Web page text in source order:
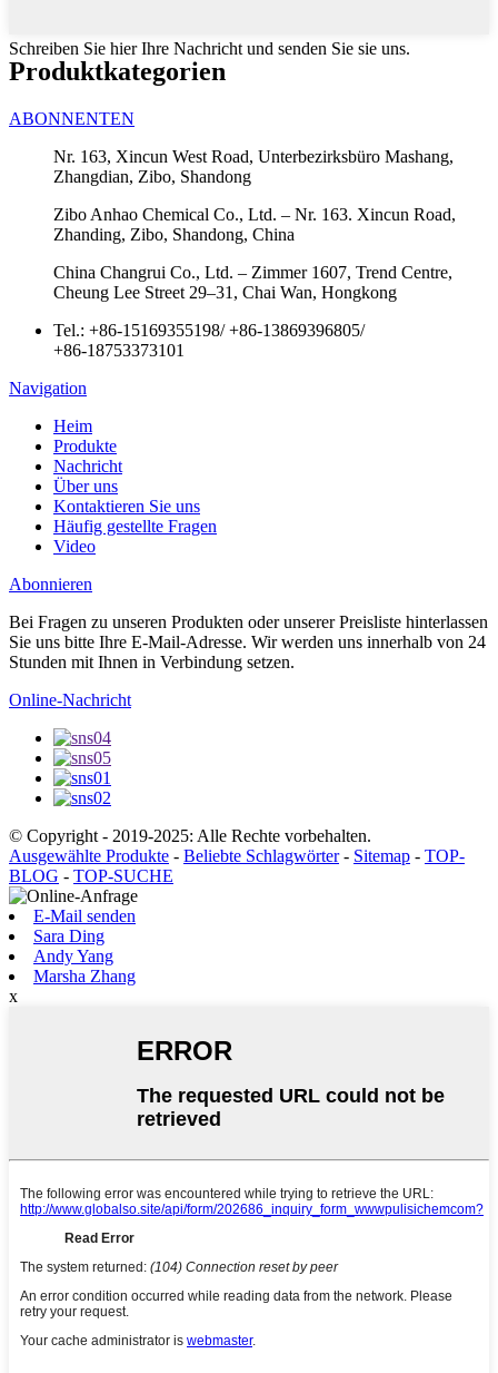
Schreiben Sie hier Ihre Nachricht und senden Sie sie uns.
Produktkategorien
ABONNENTEN
Nr. 163, Xincun West Road, Unterbezirksbüro Mashang,
Zhangdian, Zibo, Shandong
Zibo Anhao Chemical Co., Ltd. – Nr. 163. Xincun Road,
Zhanding, Zibo, Shandong, China
China Changrui Co., Ltd. – Zimmer 1607, Trend Centre,
Cheung Lee Street 29–31, Chai Wan, Hongkong
Tel.: +86-15169355198/+86-13869396805/
+86-18753373101
Navigation
Heim
Produkte
Nachricht
Über uns
Kontaktieren Sie uns
Häufig gestellte Fragen
Video
Abonnieren
Bei Fragen zu unseren Produkten oder unserer Preisliste hinterlassen
Sie uns bitte Ihre E-Mail-Adresse. Wir werden uns innerhalb von 24
Stunden mit Ihnen in Verbindung setzen.
Online-Nachricht
© Copyright - 2019-2025: Alle Rechte vorbehalten.
Ausgewählte Produkte - Beliebte Schlagwörter- Sitemap - TOP-
BLOG - TOP-SUCHE
E-Mail senden
Sara Ding
Andy Yang
Marsha Zhang
x